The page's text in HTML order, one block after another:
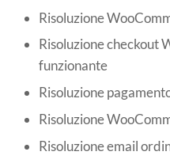
Risoluzione
Risoluzione checkout
funzionante
Risoluzione
Risoluzione
Risoluzione email